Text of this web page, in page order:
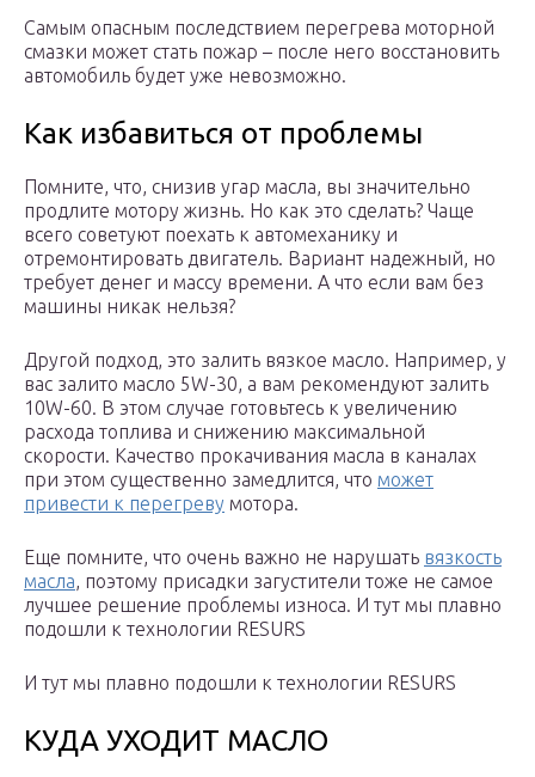
Самым опасным последствием перегрева моторной
смазки может стать пожар – после него восстановить
автомобиль будет уже невозможно.
Как избавиться от проблемы
Помните, что, снизив угар масла, вы значительно
продлите мотору жизнь. Но как это сделать? Чаще
всего советуют поехать к автомеханику и
отремонтировать двигатель. Вариант надежный, но
требует денег и массу времени. А что если вам без
машины никак нельзя?
Другой подход, это залить вязкое масло. Например, у
вас залито масло 5W-30, а вам рекомендуют залить
10W-60. В этом случае готовьтесь к увеличению
расхода топлива и снижению максимальной
скорости. Качество прокачивания масла в каналах
при этом существенно замедлится, что может
привести к перегреву мотора.
Еще помните, что очень важно не нарушать вязкость
масла, поэтому присадки загустители тоже не самое
лучшее решение проблемы износа. И тут мы плавно
подошли к технологии RESURS
И тут мы плавно подошли к технологии RESURS
КУДА УХОДИТ МАСЛО